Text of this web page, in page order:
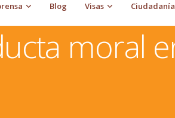
Blog Visas Ciudadanía
Residencia La conducta moral en
moral